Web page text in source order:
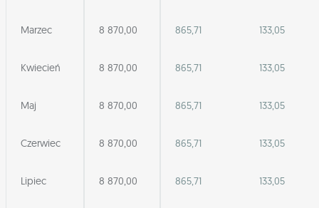
Marzec 8 870,00 865,71 133,05
Kwiecień 8 870,00 865,71 133,05
Maj 8 870,00 865,71 133,05
Czerwiec 8 870,00 865,71 133,05
Lipiec 8 870,00 865,71 133,05